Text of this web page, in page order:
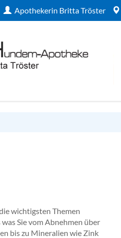
Apothekerin Britta Tröster
wichtigsten Themen
Sie vom Abnehmen über
bis zu Mineralien wie Zink